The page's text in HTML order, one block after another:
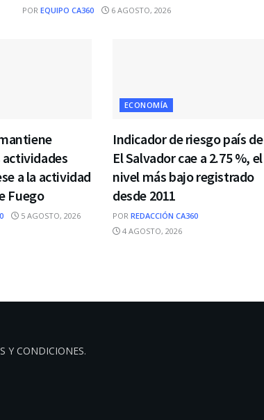
POR EQUIPO CA360 6 AGOSTO, 2026
a la actividad
Fuego
5 AGOSTO, 2026
ECONOMÍA
Indicador de riesgo país de
El Salvador cae a 2.75 %, el
nivel más bajo registrado
desde 2011
POR REDACCIÓN CA360
4 AGOSTO, 2026
Y CONDICIONES.